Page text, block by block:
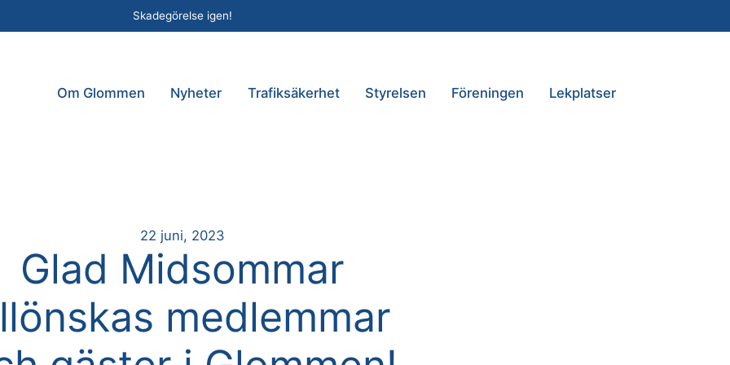
Skadegörelse igen!
Om Glommen Nyheter Trafiksäkerhet Styrelsen Föreningen Lekplatser
22 juni, 2023
Glad Midsommar
medlemmar